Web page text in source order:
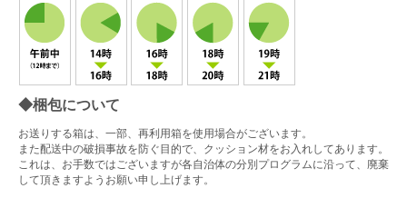
◆梱包について
お送りする箱は、一部、再利用箱を使用場合がございます。
また配送中の破損事故を防ぐ目的で、クッション材をお入れしてあります。
これは、お手数ではございますが各自治体の分別プログラムに沿って、廃棄
して頂きますようお願い申し上げます。